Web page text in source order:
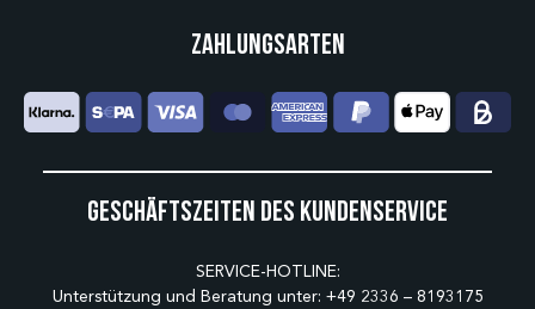
Geschäftszeiten des Kundenservice
SERVICE-HOTLINE:
Unterstützung und Beratung unter: +49 2336 – 8193175
Zahlungsarten